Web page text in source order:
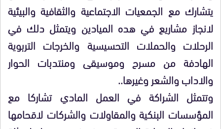
يتشارك مع الجمعيات الاجتماعية والثقافية والبيئية
لانجاز مشاريع في هده الميادين ويتمثل دلك في
الرحلات والحملات التحسيسية والخرجات التربوية
الهادفة من مسرح وموسيقى ومنتدبات الحوار
والاداب والشعر وغيرها..
وتتمثل الشراكة في العمل المادي تشاركا مع
المؤسسات البنكية والمقاولات والشركات لاقحامها